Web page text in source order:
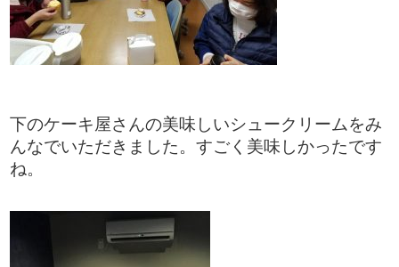
下のケーキ屋さんの美味しいシュークリームをみ
んなでいただきました。すごく美味しかったです
ね。